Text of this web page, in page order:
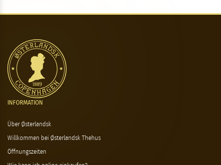
INFORMATION
Über Østerlandsk
Willkommen bei Østerlandsk Thehus
Öffnungszeiten